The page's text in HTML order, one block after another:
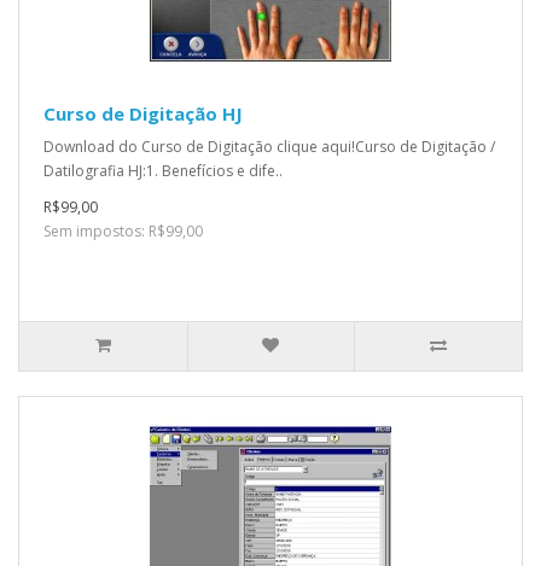
Curso de Digitação HJ
Download do Curso de Digitação clique aqui!Curso de Digitação /
Datilografia HJ:1. Benefícios e dife..
R$99,00
Sem impostos: R$99,00